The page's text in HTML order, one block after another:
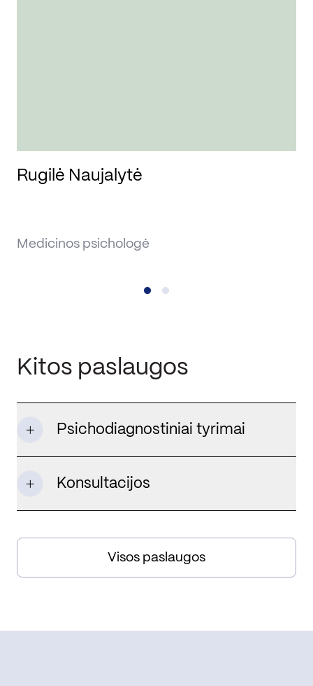
Rugilė Naujalytė
Medicinos psichologė
Kitos paslaugos
Psichodiagnostiniai tyrimai
Konsultacijos
Visos paslaugos